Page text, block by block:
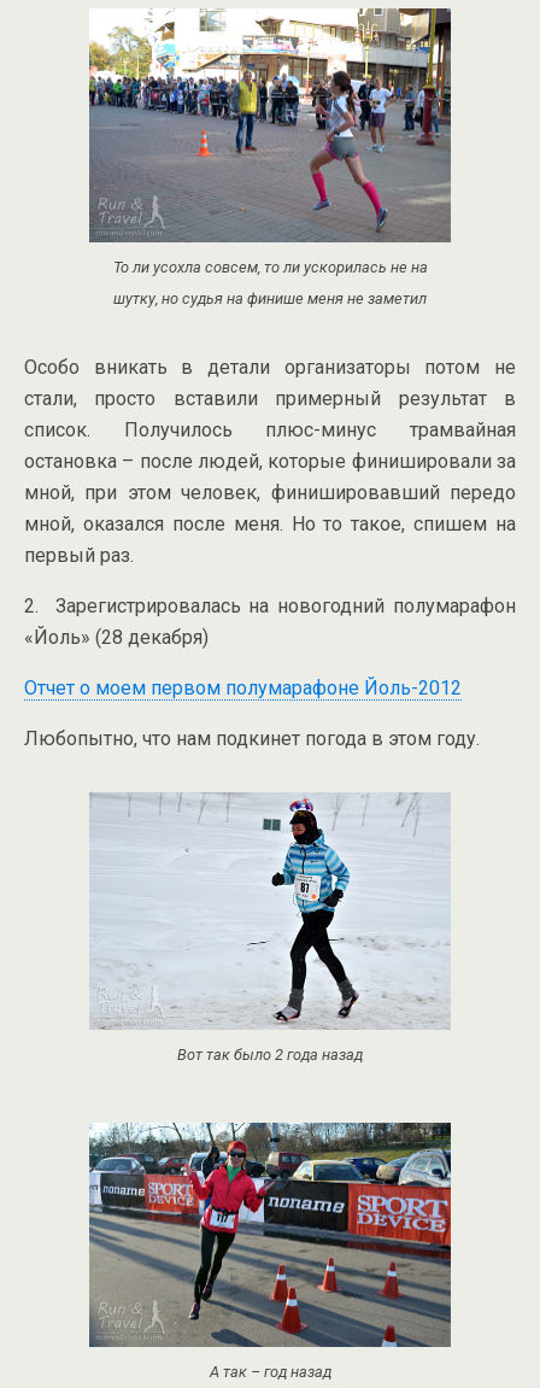
То ли усохла совсем, то ли ускорилась не на
шутку, но судья на финише меня не заметил
Особо вникать в детали организаторы потом не
стали, просто вставили примерный результат в
список. Получилось плюс-минус трамвайная
остановка – после людей, которые финишировали за
мной, при этом человек, финишировавший передо
мной, оказался после меня. Но то такое, спишем на
первый раз.
2. Зарегистрировалась на новогодний полумарафон
«Йоль» (28 декабря)
Отчет о моем первом полумарафоне Йоль-2012
Любопытно, что нам подкинет погода в этом году.
Вот так было 2 года назад
А так – год назад